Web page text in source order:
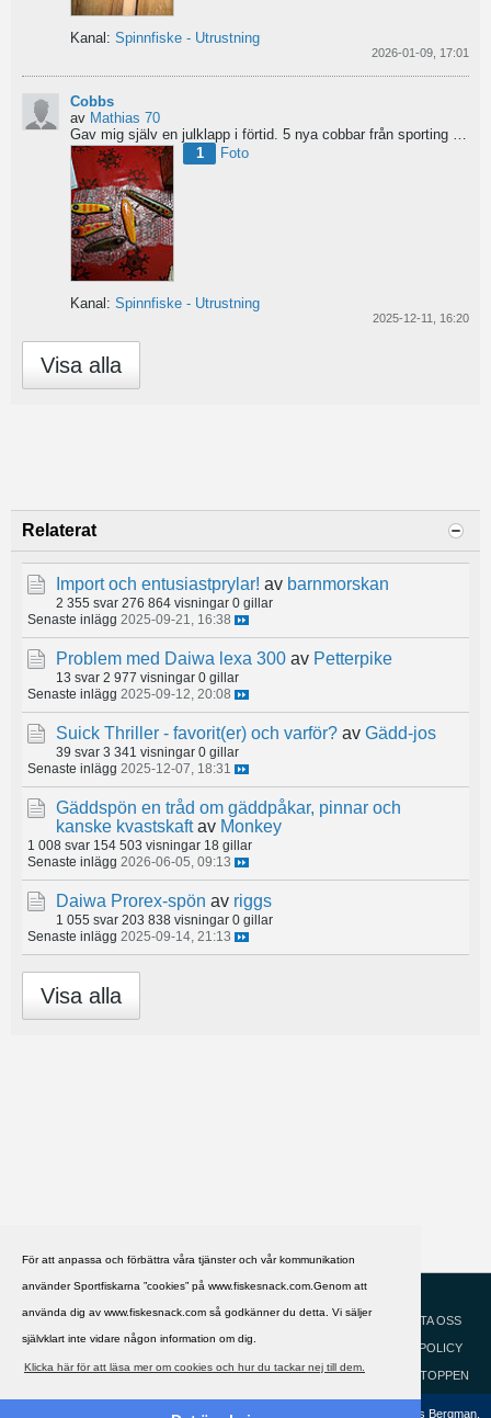
För att anpassa och förbättra våra tjänster och vår kommunikation
använder Sportfiskarna ”cookies” på www.fiskesnack.com.Genom att
använda dig av www.fiskesnack.com så godkänner du detta. Vi säljer
självklart inte vidare någon information om dig.
Klicka här för att läsa mer om cookies och hur du tackar nej till dem.
Kanal: Spinnfiske - Utrustning
2026-01-09, 17:01
Cobbs
av Mathias 70
1
Foto
Kanal: Spinnfiske - Utrustning
2025-12-11, 16:20
Visa alla
Relaterat
Import och entusiastprylar! av barnmorskan
2 355 svar 276 864 visningar 0 gillar
Senaste inlägg 2025-09-21, 16:38
Problem med Daiwa lexa 300 av Petterpike
13 svar 2 977 visningar 0 gillar
Senaste inlägg 2025-09-12, 20:08
Suick Thriller - favorit(er) och varför? av Gädd-jos
39 svar 3 341 visningar 0 gillar
Senaste inlägg 2025-12-07, 18:31
Gäddspön en tråd om gäddpåkar, pinnar och
kanske kvastskaft av Monkey
1 008 svar 154 503 visningar 18 gillar
Senaste inlägg 2026-06-05, 09:13
Daiwa Prorex-spön av riggs
1 055 svar 203 838 visningar 0 gillar
Senaste inlägg 2025-09-14, 21:13
Visa alla
HJÄLP
KONTAKTA OSS
COOKIEPOLICY
GÅ TILL TOPPEN
Copyright ©2002 - 2021, FiskeSnack.com. Grundad 2002 av Anders Bergman.